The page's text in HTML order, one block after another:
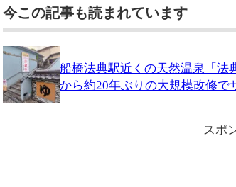
今この記事も読まれています
船橋法典駅近くの天然温泉「法
から約20年ぶりの大規模改修
スポ